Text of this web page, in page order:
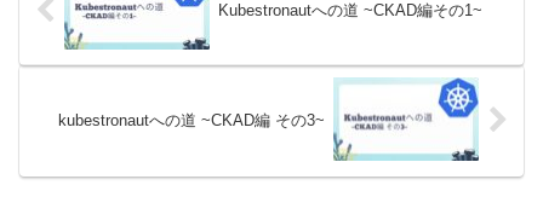
Kubestronautへの道 ~CKAD編その1~
kubestronautへの道 ~CKAD編 その3~